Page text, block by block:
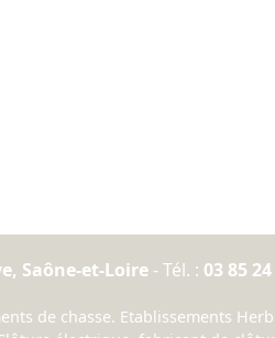
Saône-et-Loire- Tél. : 03 85
de chasse. Etablissements